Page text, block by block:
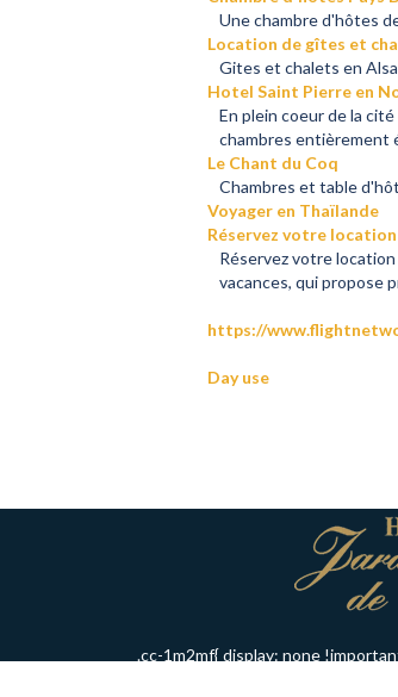
Une chambre d'hôtes
Location de gîtes et
Gites et chalets en
Hotel Saint Pierre en
En plein coeur de la
chambres entièrement
Le Chant du Coq
Chambres et table
Voyager en Thaïlande
Réservez votre location
Réservez votre
vacances, qui propose
https://
Day use
.cc-1m2mf{ display: none